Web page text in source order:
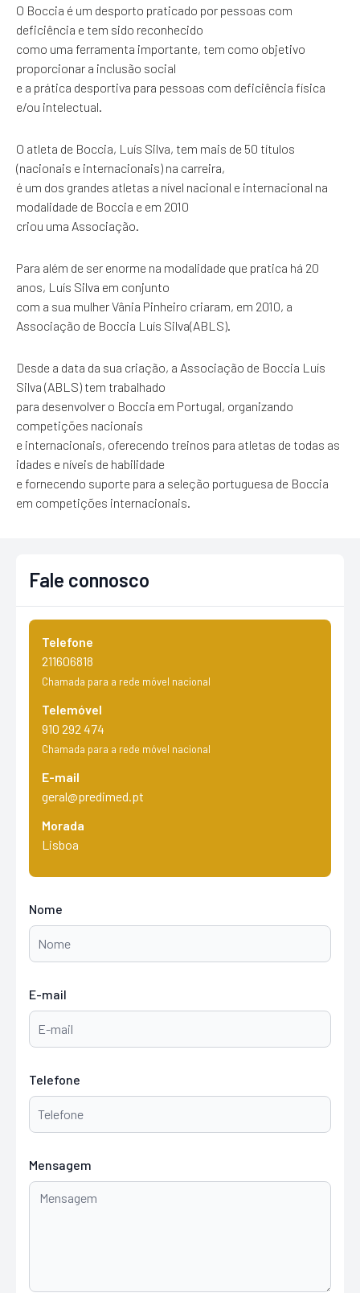
O Boccia é um desporto praticado por pessoas com
deficiência e tem sido reconhecido
como uma ferramenta importante, tem como objetivo
proporcionar a inclusão social
e a prática desportiva para pessoas com deficiência física
e/ou intelectual.
O atleta de Boccia, Luís Silva, tem mais de 50 títulos
(nacionais e internacionais) na carreira,
é um dos grandes atletas a nível nacional e internacional na
modalidade de Boccia e em 2010
criou uma Associação.
Para além de ser enorme na modalidade que pratica há 20
anos, Luís Silva em conjunto
com a sua mulher Vânia Pinheiro criaram, em 2010, a
Associação de Boccia Luís Silva(ABLS).
Desde a data da sua criação, a Associação de Boccia Luís
Silva (ABLS) tem trabalhado
para desenvolver o Boccia em Portugal, organizando
competições nacionais
e internacionais, oferecendo treinos para atletas de todas as
idades e níveis de habilidade
e fornecendo suporte para a seleção portuguesa de Boccia
em competições internacionais.
Fale connosco
Telefone
211606818
Chamada para a rede móvel nacional
Telemóvel
910 292 474
Chamada para a rede móvel nacional
E-mail
geral@predimed.pt
Morada
Lisboa
Nome
E-mail
Telefone
Mensagem